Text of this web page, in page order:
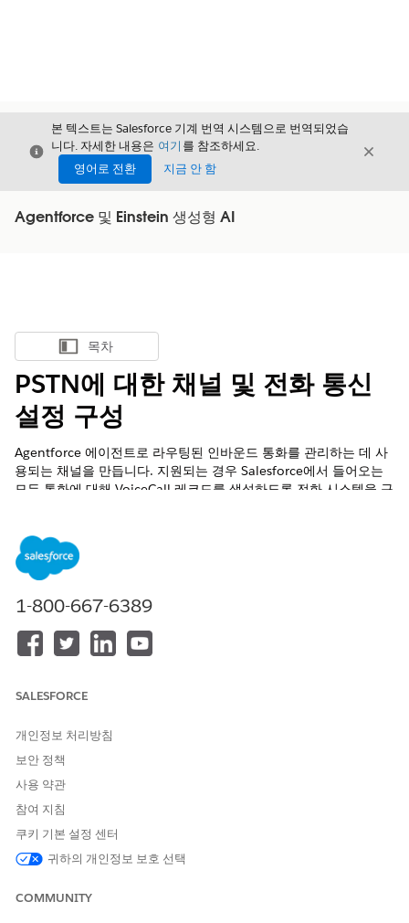
닫기
본 텍스트는 Salesforce 기계 번역 시스템으로 번역되었습
니다. 자세한 내용은 여기 를 참조하세요.
영어로 전환
지금 안 함
닫기
Agentforce 및 Einstein 생성형 AI
목차 표시
목차
PSTN에 대한 채널 및 전화 통신
설정 구성
Agentforce 에이전트로 라우팅된 인바운드 통화를 관리하는 데 사
용되는 채널을 만듭니다. 지원되는 경우 Salesforce에서 들어오는
모든 통화에 대해 VoiceCall 레코드를 생성하도록 전화 시스템을 구
전달합니다.
PSTN을 사용하여 통화를 전송하는 전화 번호 확보
먼저 전화 번호를 확보합니다. 나중에 이 전화번호를 에이전트
에게 통화를 전송하는 데 사용되는 채널과 연결합니다.
PSTN을 사용하여 Agentforce Voice 채널 만들기
Messaging 채널을 만듭니다. 채널에서 인바운드 옴니채널 플로
들어오는 통화가 전송되면 옴니채널이 옴니채널 플로를 사용하
여 채널에 할당된 에이전트에게 통화를 전송합니다.
PSTN 사용 시 전화 통신 공급업체 설정 구성
지원되는 경우 Salesforce에서 들어오는 모든 통화에 대해
VoiceCall 레코드를 생성하도록 전화 시스템을 구성한 다음, 구
매한 전화 번호를 사용하여 각 통화를 Agentforce 에이전트에
전송합니다.
PSTN 사용 시 관련 음성 통화 연결
1-800-667-6389
SALESFORCE
개인정보 처리방침
보안 정책
사용 약관
참여 지침
쿠키 기본 설정 센터
귀하의 개인정보 보호 선택
COMMUNITY